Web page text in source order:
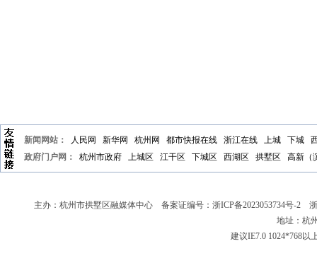
新闻网站： 人民网 新华网 杭州网 都市快报在线 浙江在线 上城 下城
政府门户网：
杭州市政府 上城区 江干区 下城区 西湖区 拱墅区 高新（
主办：杭州市拱墅区融媒体中心 备案证编号： 浙ICP备2023053734号-2 浙
地址：杭
建议IE7.0 1024*768